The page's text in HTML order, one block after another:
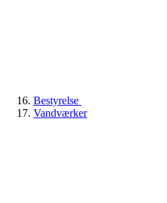
Bestyrelse
Vandværker